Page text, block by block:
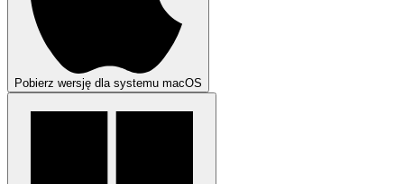
Pobierz wersję dla systemu macOS